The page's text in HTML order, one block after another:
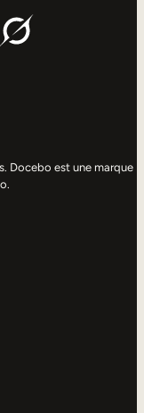
Docebo est une marque